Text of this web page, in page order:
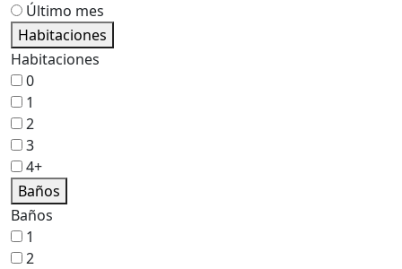
Último mes
Habitaciones
Habitaciones
0
1
2
3
4+
Baños
Baños
1
2